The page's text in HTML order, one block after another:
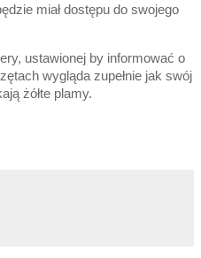
miał dostępu do swojego
ustawionej by informować o
wygląda zupełnie jak swój
żółte plamy.